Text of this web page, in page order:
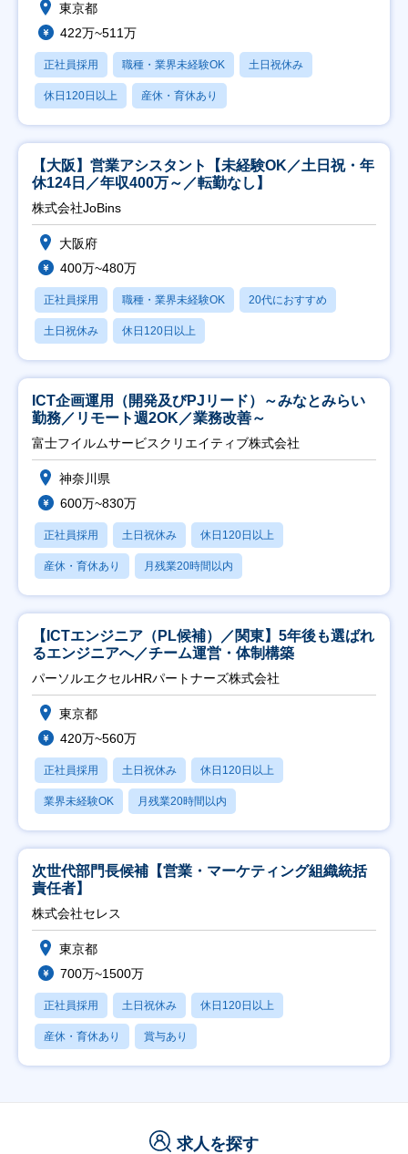
東京都
422万~511万
正社員採用 職種・業界未経験OK 土日祝休み
休日120日以上 産休・育休あり
【大阪】営業アシスタント【未経験OK／土日祝・年
休124日／年収400万～／転勤なし】
株式会社JoBins
大阪府
400万~480万
正社員採用 職種・業界未経験OK 20代におすすめ
土日祝休み 休日120日以上
ICT企画運用（開発及びPJリード）～みなとみらい
勤務／リモート週2OK／業務改善～
富士フイルムサービスクリエイティブ株式会社
神奈川県
600万~830万
正社員採用 土日祝休み 休日120日以上
産休・育休あり 月残業20時間以内
【ICTエンジニア（PL候補）／関東】5年後も選ばれ
るエンジニアへ／チーム運営・体制構築
パーソルエクセルHRパートナーズ株式会社
東京都
420万~560万
正社員採用 土日祝休み 休日120日以上
業界未経験OK 月残業20時間以内
次世代部門長候補【営業・マーケティング組織統括
責任者】
株式会社セレス
東京都
700万~1500万
正社員採用 土日祝休み 休日120日以上
産休・育休あり 賞与あり
求人を探す